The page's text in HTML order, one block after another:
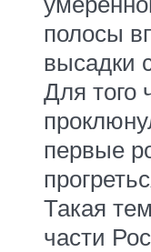
полосы
высадки
Для того
первые
Такая
части